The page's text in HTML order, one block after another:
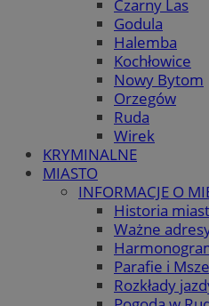
Czarny Las
Godula
Halemba
Kochłowice
Nowy Bytom
Orzegów
Ruda
Wirek
KRYMINALNE
MIASTO
INFORMACJE O
Historia
Ważne
Parafie i
Rozkłady